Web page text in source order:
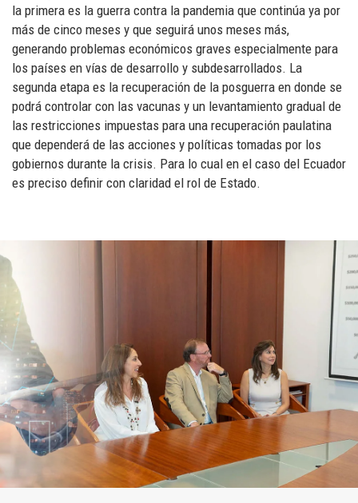
la primera es la guerra contra la pandemia que continúa ya por
más de cinco meses y que seguirá unos meses más,
generando problemas económicos graves especialmente para
los países en vías de desarrollo y subdesarrollados. La
segunda etapa es la recuperación de la posguerra en donde se
podrá controlar con las vacunas y un levantamiento gradual de
las restricciones impuestas para una recuperación paulatina
que dependerá de las acciones y políticas tomadas por los
gobiernos durante la crisis. Para lo cual en el caso del Ecuador
es preciso definir con claridad el rol de Estado.